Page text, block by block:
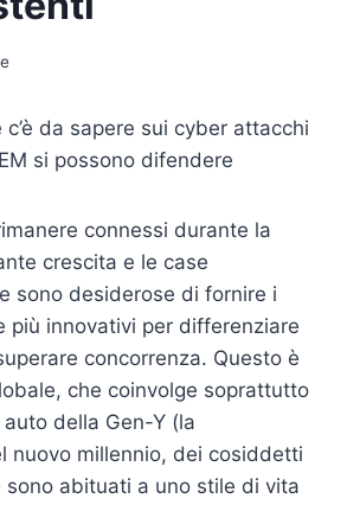
da sapere sui cyber attacchi
si possono difendere
connessi durante la
crescita e le case
sono desiderose di fornire i
più innovativi per differenziare
concorrenza. Questo è
che coinvolge soprattutto
della Gen-Y (la
nuovo millennio, dei cosiddetti
sono abituati a uno stile di vita